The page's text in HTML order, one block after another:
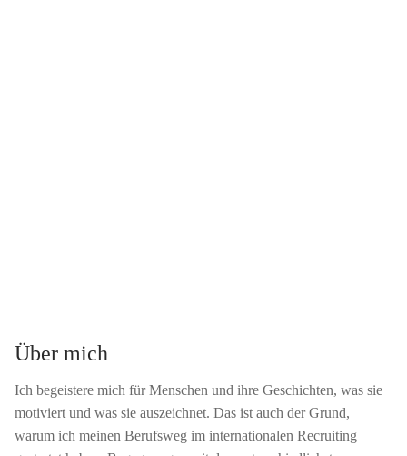
Über mich
Ich begeistere mich für Menschen und ihre Geschichten, was sie
motiviert und was sie auszeichnet. Das ist auch der Grund,
warum ich meinen Berufsweg im internationalen Recruiting